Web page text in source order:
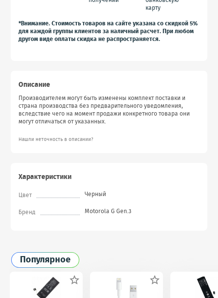
карту
*Внимание. Стоимость товаров на сайте указана со скидкой 5%
для каждой группы клиентов за наличный расчет. При любом
другом виде оплаты скидка не распространяется.
Описание
Производителем могут быть изменены комплект поставки и
страна производства без предварительного уведомления,
вследствие чего на момент продажи конкретного товара они
могут отличаться от указанных.
Нашли неточность в описании?
Характеристики
Цвет
Черный
Бренд
Motorola G Gen.3
Популярное
 